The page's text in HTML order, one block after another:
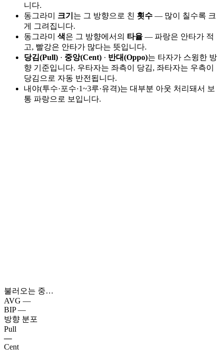
니다.
동그라미 크기 는 그 방향으로 친 횟수 — 많이 칠수록 크
게 그려집니다.
동그라미 색은 그 방향에서의 타율 — 파랑은 안타가 적
고, 빨강은 안타가 많다는 뜻입니다.
당김(Pull) · 중앙(Cent) · 반대(Oppo)는 타자가 스윙한 방
향 기준입니다. 우타자는 좌측이 당김, 좌타자는 우측이
당김으로 자동 반전됩니다.
내야(투수·포수·1~3루·유격)는 대부분 아웃 처리돼서 보
통 파랑으로 보입니다.
불러오는 중…
AVG —
BIP —
방향 분포
Pull
—
Cent